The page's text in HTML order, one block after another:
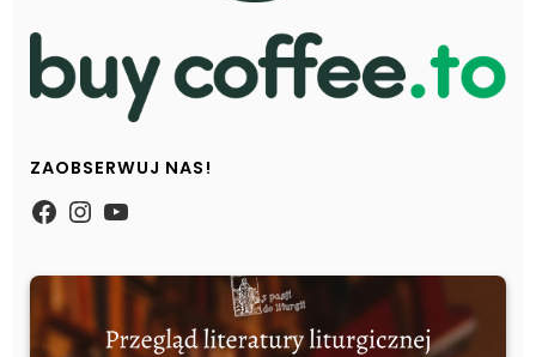
ZAOBSERWUJ NAS!
https://www.facebook.com/
Instagram
YouTube